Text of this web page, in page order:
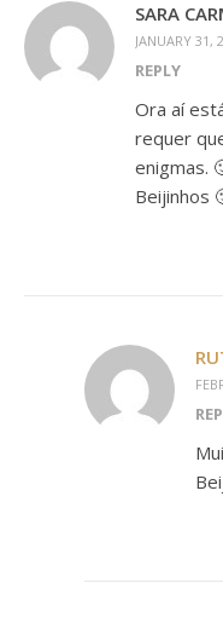
SARA
JANUARY 31,
REPLY
Ora aí
requer
enigmas.
Beijinhos